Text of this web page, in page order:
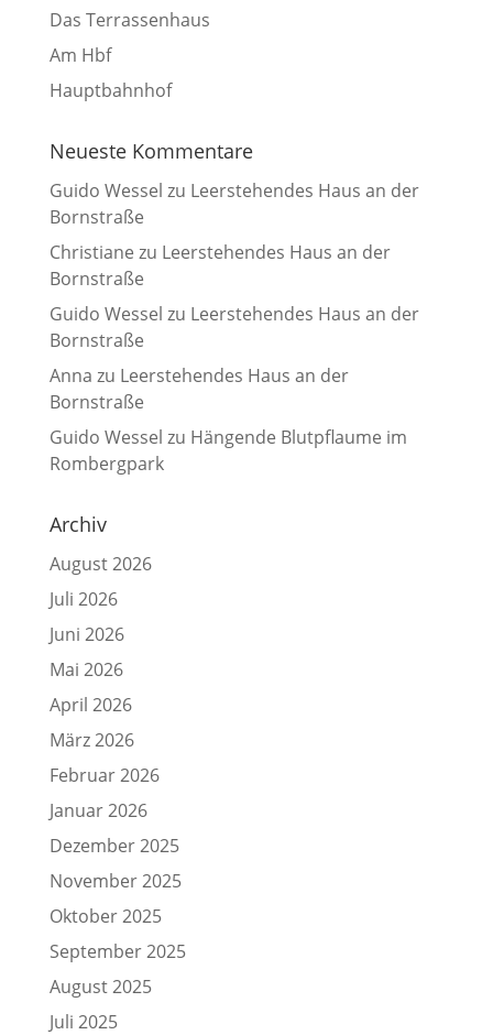
Das Terrassenhaus
Am Hbf
Hauptbahnhof
Neueste Kommentare
Guido Wessel zu Leerstehendes Haus an der
Bornstraße
Christiane zu Leerstehendes Haus an der
Bornstraße
Guido Wessel zu Leerstehendes Haus an der
Bornstraße
Anna zu Leerstehendes Haus an der
Bornstraße
Guido Wessel zu Hängende Blutpflaume im
Rombergpark
Archiv
August 2026
Juli 2026
Juni 2026
Mai 2026
April 2026
März 2026
Februar 2026
Januar 2026
Dezember 2025
November 2025
Oktober 2025
September 2025
August 2025
Juli 2025